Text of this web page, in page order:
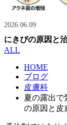
2026.06.09
にきびの原因と
ALL
HOME
ブログ
皮膚科
夏の露出で
の原因と皮